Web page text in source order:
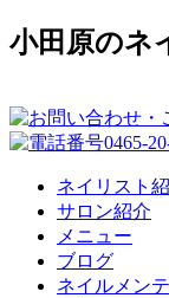
小田原のネ
ネイリスト
サロン紹介
メニュー
ブログ
ネイルメン